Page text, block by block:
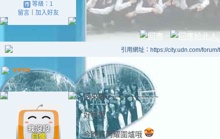
等級：1
留言｜ 加入好友
引用網址：https://city.udn.com/
♥♥♥♥
回來囉~~~~~~~~~~~~
好棒哦
今晚資丙耀圍爐哦